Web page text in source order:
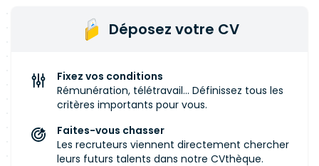
Déposez votre CV
Fixez vos conditions
Rémunération, télétravail... Définissez tous les
critères importants pour vous.
Faites-vous chasser
Les recruteurs viennent directement chercher
leurs futurs talents dans notre CVthèque.